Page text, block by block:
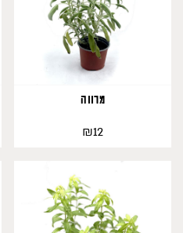
מרווה
12
₪